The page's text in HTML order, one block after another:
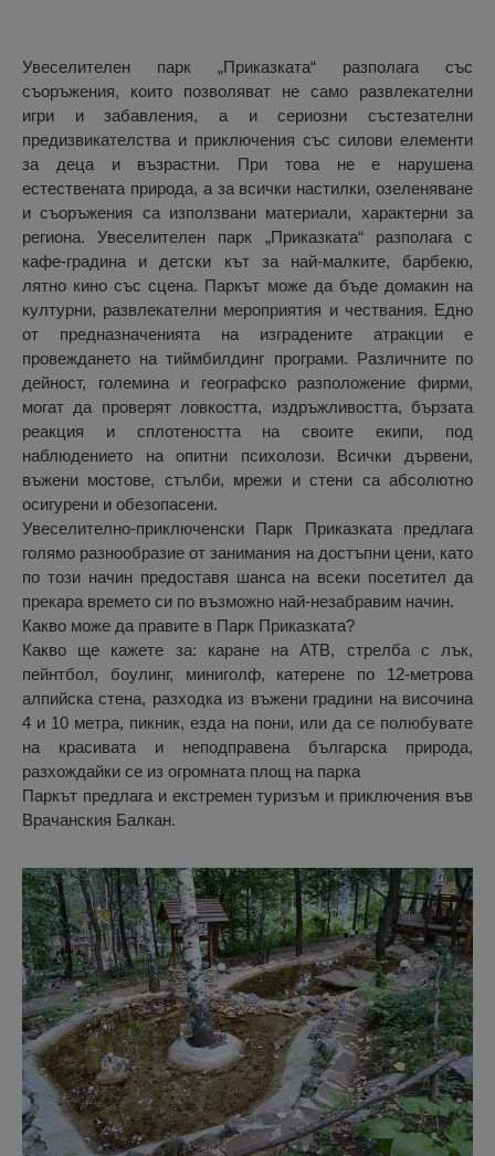
Увеселителен парк „Приказката“ разполага със
съоръжения, които позволяват не само развлекателни
игри и забавления, а и сериозни състезателни
предизвикателства и приключения със силови елементи
за деца и възрастни. При това не е нарушена
естествената природа, а за всички настилки, озеленяване
и съоръжения са използвани материали, характерни за
региона. Увеселителен парк „Приказката“ разполага с
кафе-градина и детски кът за най-малките, барбекю,
лятно кино със сцена. Паркът може да бъде домакин на
културни, развлекателни мероприятия и чествания. Едно
от предназначенията на изградените атракции е
провеждането на тиймбилдинг програми. Различните по
дейност, големина и географско разположение фирми,
могат да проверят ловкостта, издръжливостта, бързата
реакция и сплотеността на своите екипи, под
наблюдението на опитни психолози. Всички дървени,
въжени мостове, стълби, мрежи и стени са абсолютно
осигурени и обезопасени.
Увеселително-приключенски Парк Приказката предлага
голямо разнообразие от занимания на достъпни цени, като
по този начин предоставя шанса на всеки посетител да
прекара времето си по възможно най-незабравим начин.
Какво може да правите в Парк Приказката?
Какво ще кажете за: каране на ATВ, стрелба с лък,
пейнтбол, боулинг, миниголф, катерене по 12-метрова
алпийска стена, разходка из въжени градини на височина
4 и 10 метра, пикник, езда на пони, или да се полюбувате
на красивата и неподправена българска природа,
разхождайки се из огромната площ на парка
Паркът предлага и екстремен туризъм и приключения във
Врачанския Балкан.